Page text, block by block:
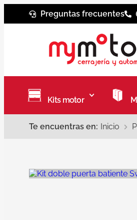
Preguntas frecuentes
Kits motor
Te encuentras en: Inicio